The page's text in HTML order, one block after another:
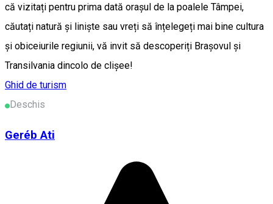
că vizitați pentru prima dată orașul de la poalele Tâmpei,
căutați natură și liniște sau vreți să înțelegeți mai bine cultura
și obiceiurile regiunii, vă invit să descoperiți Brașovul și
Transilvania dincolo de clișee!
Ghid de turism
Deschis
Geréb Ati